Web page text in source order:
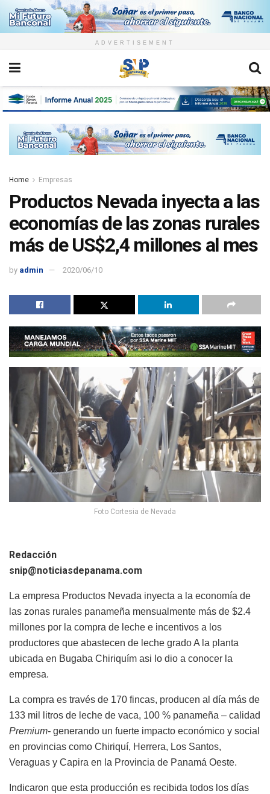
ADVERTISEMENT
Home Empresas
Productos Nevada inyecta a las
economías de las zonas rurales
más de US$2,4 millones al mes
by admin 2020/06/10
Foto Cortesia de Nevada
Redacción
snip@noticiasdepanama.com
La empresa Productos Nevada inyecta a la economía de
las zonas rurales panameña mensualmente más de $2.4
millones por la compra de leche e incentivos a los
productores que abastecen de leche grado A la planta
ubicada en Bugaba Chiriquím asi lo dio a conocer la
empresa.
La compra es través de 170 fincas, producen al día más de
133 mil litros de leche de vaca, 100 % panameña – calidad
Premium- generando un fuerte impacto económico y social
en provincias como Chiriquí, Herrera, Los Santos,
Veraguas y Capira en la Provincia de Panamá Oeste.
Indicaron que esta producción es recibida todos los días